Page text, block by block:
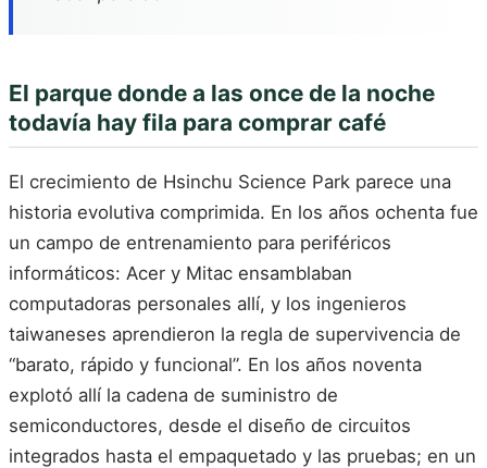
El parque donde a las once de la noche
todavía hay fila para comprar café
El crecimiento de Hsinchu Science Park parece una
historia evolutiva comprimida. En los años ochenta fue
un campo de entrenamiento para periféricos
informáticos: Acer y Mitac ensamblaban
computadoras personales allí, y los ingenieros
taiwaneses aprendieron la regla de supervivencia de
“barato, rápido y funcional”. En los años noventa
explotó allí la cadena de suministro de
semiconductores, desde el diseño de circuitos
integrados hasta el empaquetado y las pruebas; en un